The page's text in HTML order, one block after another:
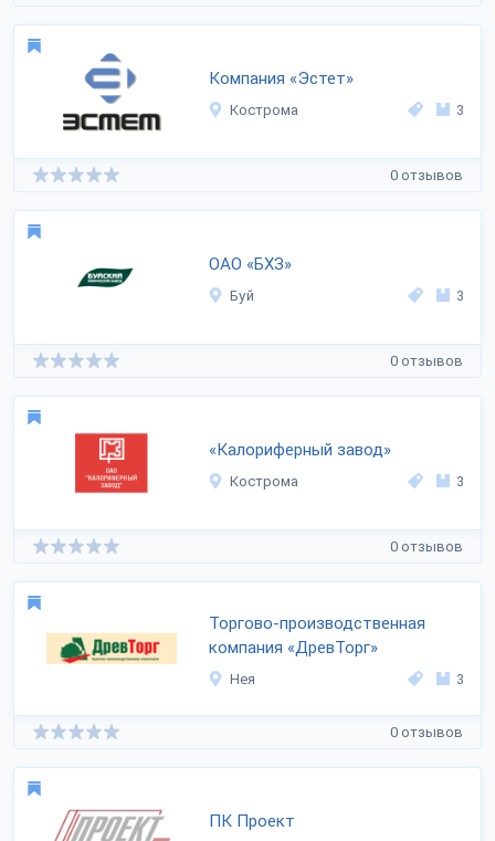
Компания «Эстет»
Кострома 3
0 отзывов
ОАО «БХЗ»
Буй 3
0 отзывов
«Калориферный завод»
Кострома 3
0 отзывов
Торгово-производственная
компания «ДревТорг»
Нея 3
0 отзывов
ПК Проект